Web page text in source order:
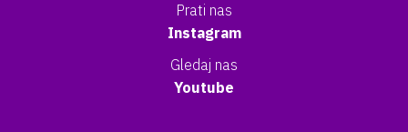
Prati nas
Instagram
Gledaj nas
Youtube